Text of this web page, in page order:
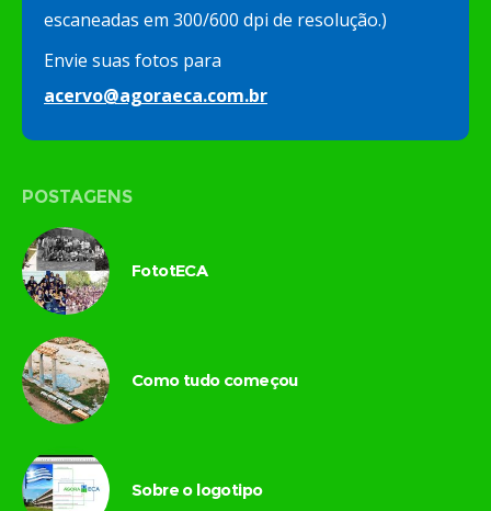
escaneadas em 300/600 dpi de resolução.)
Envie suas fotos para
acervo@agoraeca.com.br
POSTAGENS
FototECA
Como tudo começou
Sobre o logotipo